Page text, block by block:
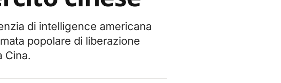
di intelligence americana
popolare di liberazione
Cina.